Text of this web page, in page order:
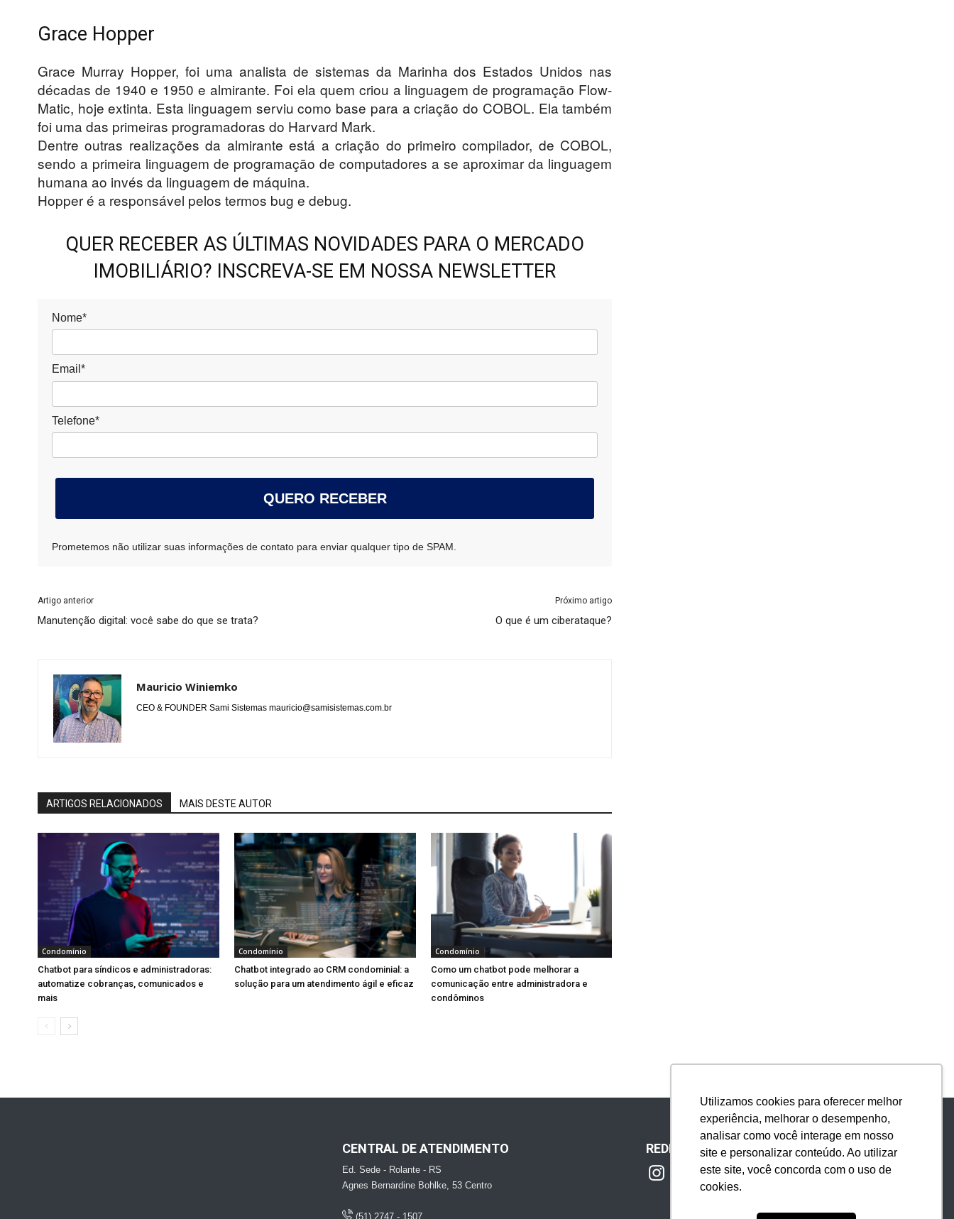
Utilizamos cookies para oferecer melhor
experiência, melhorar o desempenho,
analisar como você interage em nosso
site e personalizar conteúdo. Ao utilizar
este site, você concorda com o uso de
cookies.
Grace Hopper
Grace Murray Hopper, foi uma analista de sistemas da Marinha dos Estados Unidos nas
décadas de 1940 e 1950 e almirante. Foi ela quem criou a linguagem de programação Flow-
Matic, hoje extinta. Esta linguagem serviu como base para a criação do COBOL. Ela também
foi uma das primeiras programadoras do Harvard Mark.
Dentre outras realizações da almirante está a criação do primeiro compilador, de COBOL,
sendo a primeira linguagem de programação de computadores a se aproximar da linguagem
humana ao invés da linguagem de máquina.
Hopper é a responsável pelos termos bug e debug.
QUER RECEBER AS ÚLTIMAS NOVIDADES PARA O MERCADO
IMOBILIÁRIO? INSCREVA-SE EM NOSSA NEWSLETTER
Nome*
Email*
Telefone*
QUERO RECEBER
Prometemos não utilizar suas informações de contato para enviar qualquer tipo de SPAM.
Artigo anterior
Manutenção digital: você sabe do que se trata?
Próximo artigo
O que é um ciberataque?
Mauricio Winiemko
CEO & FOUNDER Sami Sistemas mauricio@samisistemas.com.br
ARTIGOS RELACIONADOS MAIS DESTE AUTOR
Condomínio
Chatbot para síndicos e administradoras:
automatize cobranças, comunicados e
mais
Condomínio
Chatbot integrado ao CRM condominial: a
solução para um atendimento ágil e eficaz
Condomínio
Como um chatbot pode melhorar a
comunicação entre administradora e
condôminos
CENTRAL DE ATENDIMENTO
Ed. Sede - Rolante - RS
Agnes Bernardine Bohlke, 53 Centro
(51) 2747 - 1507
REDES SOCIAIS